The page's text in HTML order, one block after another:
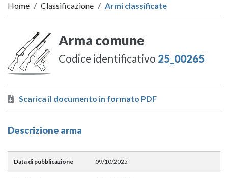
Home Classificazione Armi classificate
Arma comune
Codice identificativo 25_00265
Scarica il documento in formato PDF
Descrizione arma
Data di pubblicazione 09/10/2025